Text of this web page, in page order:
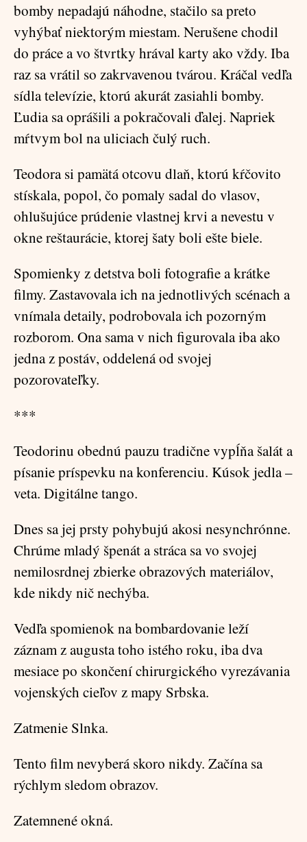
bomby nepadajú náhodne, stačilo sa preto
vyhýbať niektorým miestam. Nerušene chodil
do práce a vo štvrtky hrával karty ako vždy. Iba
raz sa vrátil so zakrvavenou tvárou. Kráčal vedľa
sídla televízie, ktorú akurát zasiahli bomby.
Ľudia sa oprášili a pokračovali ďalej. Napriek
mŕtvym bol na uliciach čulý ruch.
Teodora si pamätá otcovu dlaň, ktorú kŕčovito
stískala, popol, čo pomaly sadal do vlasov,
ohlušujúce prúdenie vlastnej krvi a nevestu v
okne reštaurácie, ktorej šaty boli ešte biele.
Spomienky z detstva boli fotografie a krátke
filmy. Zastavovala ich na jednotlivých scénach a
vnímala detaily, podrobovala ich pozorným
rozborom. Ona sama v nich figurovala iba ako
jedna z postáv, oddelená od svojej
pozorovateľky.
***
Teodorinu obednú pauzu tradične vypĺňa šalát a
písanie príspevku na konferenciu. Kúsok jedla –
veta. Digitálne tango.
Dnes sa jej prsty pohybujú akosi nesynchrónne.
Chrúme mladý špenát a stráca sa vo svojej
nemilosrdnej zbierke obrazových materiálov,
kde nikdy nič nechýba.
Vedľa spomienok na bombardovanie leží
záznam z augusta toho istého roku, iba dva
mesiace po skončení chirurgického vyrezávania
vojenských cieľov z mapy Srbska.
Zatmenie Slnka.
Tento film nevyberá skoro nikdy. Začína sa
rýchlym sledom obrazov.
Zatemnené okná.